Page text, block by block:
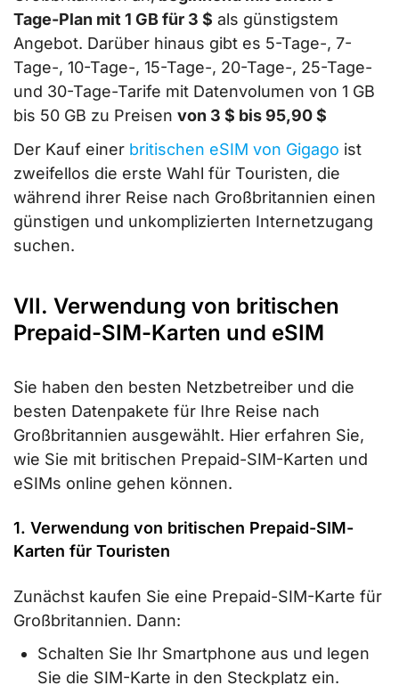
Tage-Plan mit 1 GB für 3 $ als günstigstem
Angebot. Darüber hinaus gibt es 5-Tage-, 7-
Tage-, 10-Tage-, 15-Tage-, 20-Tage-, 25-Tage-
und 30-Tage-Tarife mit Datenvolumen von 1 GB
bis 50 GB zu Preisen von 3 $ bis 95,90 $
Der Kauf einer britischen eSIM von Gigago ist
zweifellos die erste Wahl für Touristen, die
während ihrer Reise nach Großbritannien einen
günstigen und unkomplizierten Internetzugang
suchen.
VII. Verwendung von britischen
Prepaid-SIM-Karten und eSIM
Sie haben den besten Netzbetreiber und die
besten Datenpakete für Ihre Reise nach
Großbritannien ausgewählt. Hier erfahren Sie,
wie Sie mit britischen Prepaid-SIM-Karten und
eSIMs online gehen können.
1. Verwendung von britischen Prepaid-SIM-
Karten für Touristen
Zunächst kaufen Sie eine Prepaid-SIM-Karte für
Großbritannien. Dann:
Schalten Sie Ihr Smartphone aus und legen
Sie die SIM-Karte in den Steckplatz ein.